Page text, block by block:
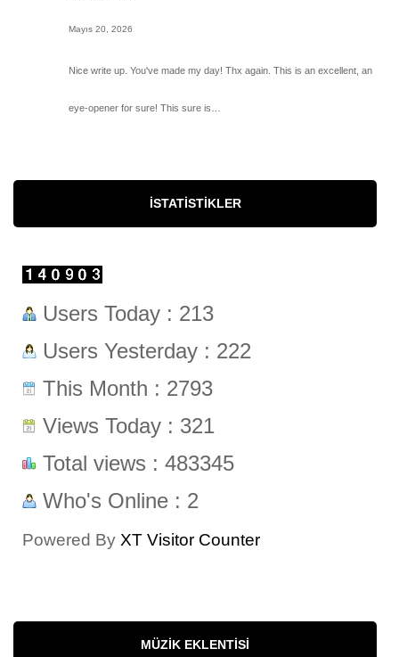
Mayıs 20, 2026
Nice write up. You've made my day! Thx again. This is an excellent, an
eye-opener for sure! This sure is…
İSTATISTIKLER
Users Today : 213
Users Yesterday : 222
This Month : 2793
Views Today : 321
Total views : 483345
Who's Online : 2
Powered By XT Visitor Counter
MÜZIK EKLENTISI